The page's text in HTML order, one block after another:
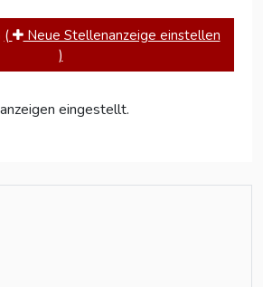
(
Neue Stellenanzeige einstellen
)
eingestellt.